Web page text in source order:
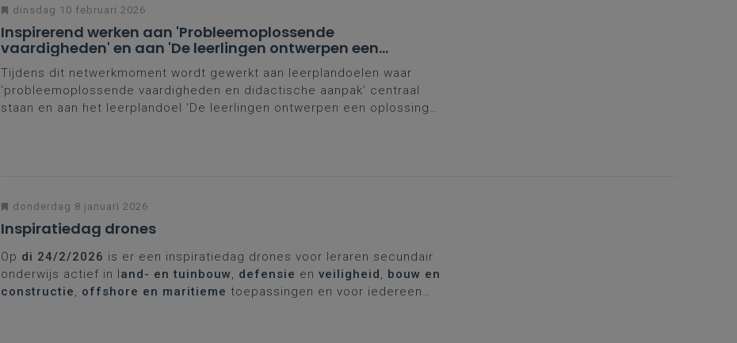
dinsdag 10 februari 2026
Inspirerend werken aan 'Probleemoplossende
vaardigheden' en aan 'De leerlingen ontwerpen een
oplossing voor een probleem of uitdaging'
Tijdens dit netwerkmoment wordt gewerkt aan leerplandoelen waar
'probleemoplossende vaardigheden en didactische aanpak' centraal
staan en aan het leerplandoel 'De leerlingen ontwerpen een oplossing
donderdag 8 januari 2026
Inspiratiedag drones
Op di 24/2/2026 is er een inspiratiedag drones voor leraren secundair
onderwijs actief in land- en tuinbouw, defensie en veiligheid, bouw en
constructie, offshore en maritieme toepassingen en voor iedereen